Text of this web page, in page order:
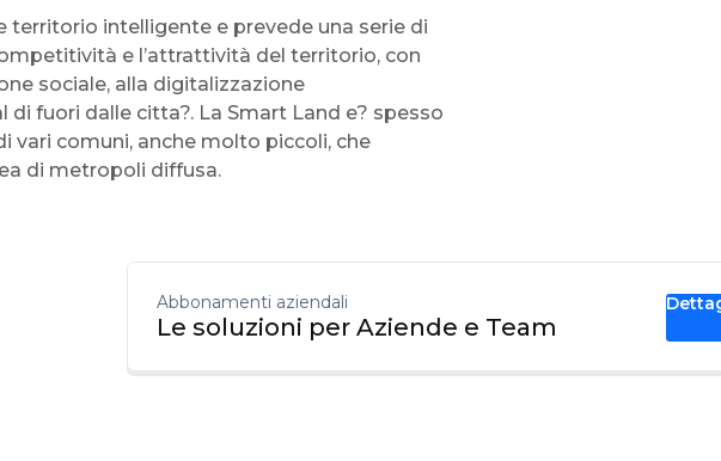
intelligente e prevede una serie di
e l’attrattività del territorio, con
sociale, alla digitalizzazione
di fuori dalle citta?. La Smart Land e? spesso
vari comuni, anche molto piccoli, che
di metropoli diffusa.
Abbonamenti aziendali
Le soluzioni per Aziende e Team